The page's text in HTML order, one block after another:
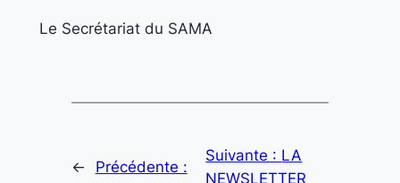
Le Secrétariat du SAMA
←
Précédente :
Suivante : LA
NEWSLETTER